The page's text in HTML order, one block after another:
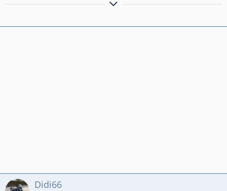
Einer von uns beiden ist klüger als du
Didi66